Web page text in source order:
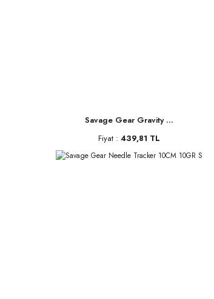
Savage Gear Gravity ...
Fiyat : 439,81 TL